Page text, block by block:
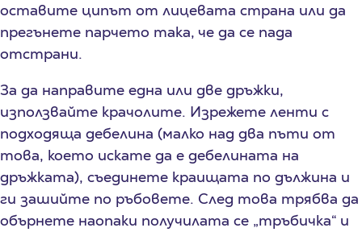
оставите ципът от лицевата страна или да
прегънете парчето така, че да се пада
отстрани.
За да направите една или две дръжки,
използвайте крачолите. Изрежете ленти с
подходяща дебелина (малко над два пъти от
това, което искате да е дебелината на
дръжката), съединете краищата по дължина и
ги зашийте по ръбовете. След това трябва да
обърнете наопаки получилата се „тръбичка“ и